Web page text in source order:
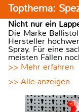
Topthema:
Nicht nur ein
Die Marke
Hersteller
Spray. Für eine
meisten Fällen
>> Mehr erfahren
>> Alle anzeigen